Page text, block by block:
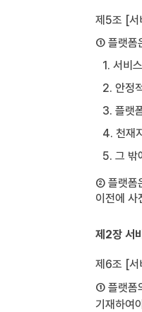
제5조 [서
① 플랫폼
1. 서비
2. 안정
3. 플랫
4. 천재
5. 그 밖
② 플랫폼
이전에 사
제2장 서
제6조 [서
① 플랫폼
기재하여